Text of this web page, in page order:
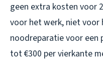
geen extra kosten voor
voor het werk, niet voor
noodreparatie voor een
tot €300 per vierkante